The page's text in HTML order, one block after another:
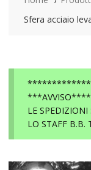
Sfera acciaio
LE SPEDIZIONI
LO STAFF B.B.